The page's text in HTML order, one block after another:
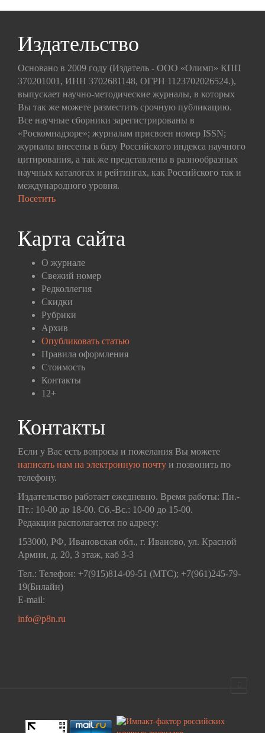
Издательство
Основано в 2009 году (Издатель - ООО «Олимп» КПП
370201001, ИНН 3702681148, ОГРН 1123702026524.),
выпускает научно-методические журналы, в которых
Вы так же можете разместить срочную публикацию.
Все научные сборники зарегистрированы в
«Роскомнадзоре»; журналам присвоен номер ISSN;
журналы внесены в базу Российского индекса научного
цитирования, а так же представлены в разнообразных
научных каталогах и рейтингах, как Российского так и
международного уровня.
Посетить
Карта сайта
О журнале
Свежий номер
Редколлегия
Скидки
Рубрики
Архив
Опубликовать статью
Правила оформления
Стоимость
Контакты
12+
Контакты
Если у Вас есть вопросы и пожелания Вы можете
написать нам на электронную почту и позвонить по
телефону.
Издательство работает ежедневно. Время работы: Пн.-
Пт.: 10-00 до 18-00. Сб.-Вс.: 10-00 до 15-00.
Редакция располагается по адресу:
153000, РФ, Ивановская обл., г. Иваново, ул. Красной
Армии, д. 20, 3 этаж, каб 3-3
Тел.: Телефон: +7(915)814-09-51 (МТС); +7(961)245-79-
19(Билайн)
E-mail:
info@p8n.ru